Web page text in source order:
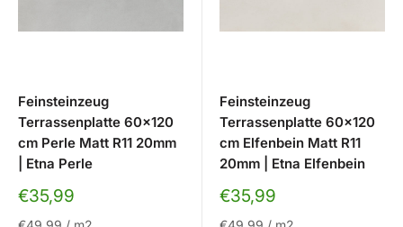
Feinsteinzeug
Terrassenplatte 60x120
cm Perle Matt R11 20mm
| Etna Perle
Sonderpreis
€35,99
Feinsteinzeug
Terrassenplatte 60x120
cm Elfenbein Matt R11
20mm | Etna Elfenbein
Sonderpreis
€35,99